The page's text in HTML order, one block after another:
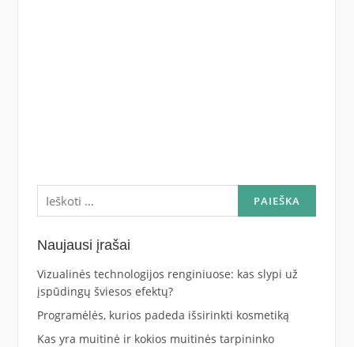
Ieškoti:
Naujausi įrašai
Vizualinės technologijos renginiuose: kas slypi už
įspūdingų šviesos efektų?
Programėlės, kurios padeda išsirinkti kosmetiką
Kas yra muitinė ir kokios muitinės tarpininko